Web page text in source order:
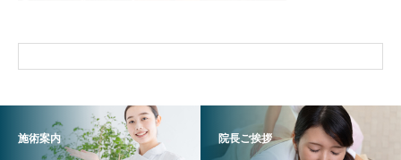
股関節痛/変
施術案内 院長ご挨拶